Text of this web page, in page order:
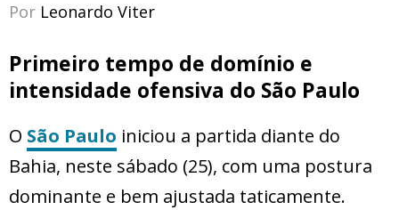
Por Leonardo Viter
Primeiro tempo de domínio e
intensidade ofensiva do São Paulo
O São Paulo iniciou a partida diante do
Bahia, neste sábado (25), com uma postura
dominante e bem ajustada taticamente.